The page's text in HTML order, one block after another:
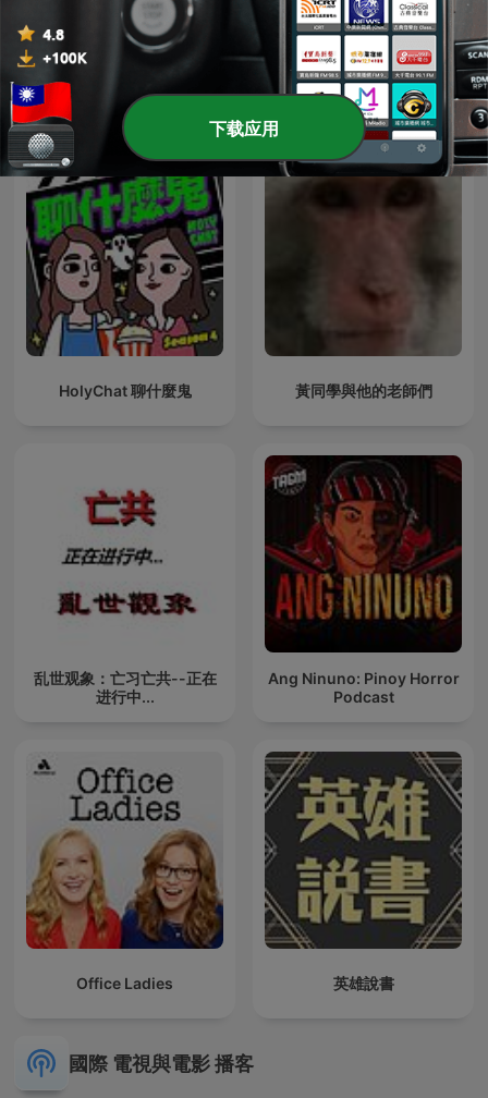
【灵异鬼事】免费鬼故事 恐
怖奇谈 | 一听就上瘾
那些電影教我的事
HolyChat 聊什麼鬼 黃同學與他的老師們
乱世观象：亡习亡共--正在
进行中...
Ang Ninuno: Pinoy Horror
Podcast
Office Ladies 英雄說書
國際 電視與電影 播客
下载应用